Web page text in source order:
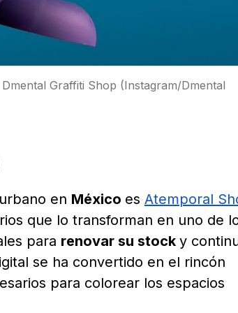
Graffiti Shop (Instagram/Dmental
en México es Atemporal
que lo transforman en uno de
para renovar su stock y
se ha convertido en el rincón
para colorear los espacios